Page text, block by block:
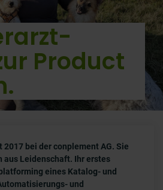
Product
2017 bei der conplement AG. Sie
aus Leidenschaft. Ihr erstes
eines Katalog- und
und